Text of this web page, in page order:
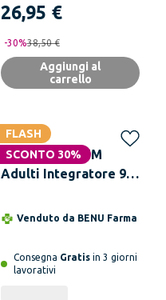
Formato Convenienza
90 Compresse
26,95 €
-30%38,50 €
Aggiungi al
carrello
FLASH
SCONTO 30%
MULTICENTRUM
Adulti Integratore 90
Venduto da BENU Farma
Consegna Gratis in 3 giorni
lavorativi